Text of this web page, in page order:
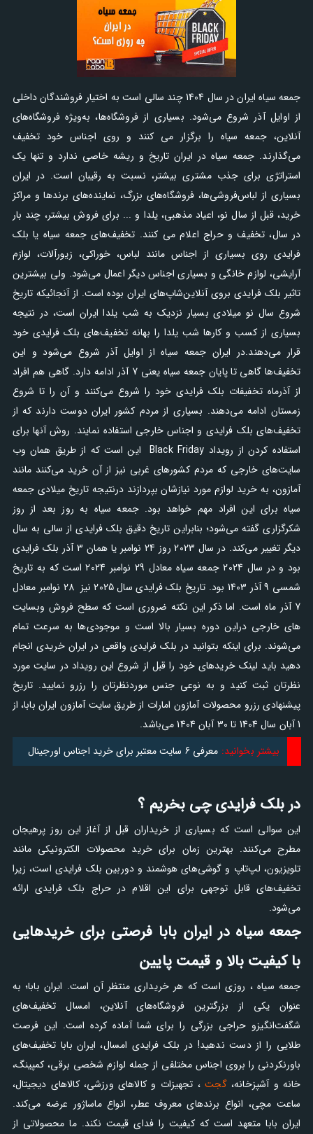
جمعه سیاه ایران در سال 1404 چند سالی است به اختیار فروشندگان داخلی
از اوایل آذر شروع می‌شود. بسیاری از فروشگاه‌ها، به‌ویژه فروشگاه‌های
آنلاین، جمعه سیاه را برگزار می کنند و روی اجناس خود تخفیف
می‌گذارند. جمعه سیاه در ایران تاریخ و ریشه خاصی ندارد و تنها یک
استراتژی برای جذب مشتری بیشتر، نسبت به رقیبان است. در ایران
بسیاری از لباس‌فروشی‌ها، فروشگاه‌های بزرگ، نماینده‌های برندها و مراکز
خرید، قبل از سال نو، اعیاد مذهبی، یلدا و ... برای فروش بیشتر، چند بار
در سال، تخفیف و حراج اعلام می کنند. تخفیف‌های جمعه سیاه یا بلک
فرایدی روی بسیاری از اجناس مانند لباس، خوراکی، زیورآلات، لوازم
آرایشی، لوازم خانگی و بسیاری اجناس دیگر اعمال می‌شود. ولی بیشترین
تاثیر بلک فرایدی بروی آنلاین‌شاپ‌های ایران بوده است. از آنجائیکه تاریخ
شروع سال نو میلادی بسیار نزدیک به شب یلدا ایران است، در نتیجه
بسیاری از کسب و کارها شب یلدا را بهانه تخفیف‌های بلک فرایدی خود
قرار می‌دهند.در ایران جمعه سیاه از اوایل آذر شروع می‌شود و این
تخفیف‌ها گاهی تا پایان جمعه سیاه یعنی 7 آذر ادامه دارد. گاهی هم افراد
از آذرماه تخفیفات بلک فرایدی خود را شروع می‌کنند و آن را تا شروع
زمستان ادامه می‌دهند. بسیاری از مردم کشور ایران دوست دارند که از
تخفیف‌های بلک فرایدی و اجناس خارجی استفاده نمایند. روش آنها برای
استفاده کردن از رویداد Black Friday این است که از طریق همان وب
سایت‌های خارجی که مردم کشورهای غربی نیز از آن خرید می‌کنند مانند
آمازون، به خرید لوازم مورد نیازشان بپردازند درنتیجه تاریخ میلادی جمعه
سیاه برای این افراد مهم خواهد بود. جمعه سیاه به روز بعد از روز
شکرگزاری گفته می‌شود؛ بنابراین تاریخ دقیق بلک فرایدی از سالی به سال
دیگر تغییر می‌کند. در سال 2023 روز 24 نوامبر یا همان 3 آذر بلک فرایدی
بود و در سال 2024 جمعه سیاه معادل 29 نوامبر 2024 است که به تاریخ
شمسی 9 آذر 1403 بود. تاریخ بلک فرایدی سال 2025 نیز 28 نوامبر معادل
7 آذر ماه است. اما ذکر این نکته ضروری است که سطح فروش وبسایت
های خارجی دراین دوره بسیار بالا است و موجودی‌ها به سرعت تمام
می‌شوند. برای اینکه بتوانید در بلک فرایدی واقعی در ایران خریدی انجام
دهید باید لینک خریدهای خود را قبل از شروع این رویداد در سایت مورد
نظرتان ثبت کنید و به نوعی جنس موردنظرتان را رزرو نمایید. تاریخ
پیشنهادی رزرو محصولات آمازون امارات از طریق سایت آمازون ایران بابا، از
1 آبان سال 1404 تا 30 آبان 1404 می‌باشد.
بیشتر بخوانید: معرفی 6 سایت معتبر برای خرید اجناس اورجینال
در بلک فرایدی چی بخریم ؟
این سوالی است که بسیاری از خریداران قبل از آغاز این روز پرهیجان
مطرح می‌کنند. بهترین زمان برای خرید محصولات الکترونیکی مانند
تلویزیون، لپ‌تاپ و گوشی‌های هوشمند و دوربین بلک فرایدی است، زیرا
تخفیف‌های قابل توجهی برای این اقلام در حراج بلک فرایدی ارائه
می‌شود.
جمعه سیاه در ایران بابا فرصتی برای خریدهایی
با کیفیت بالا و قیمت پایین
جمعه سیاه ، روزی است که هر خریداری منتظر آن است. ایران بابا؛ به
عنوان یکی از بزرگترین فروشگاه‌های آنلاین، امسال تخفیف‌های
شگفت‌انگیزو حراجی بزرگی را برای شما آماده کرده است. این فرصت
طلایی را از دست ندهید! در بلک فرایدی امسال، ایران بابا تخفیف‌های
باورنکردنی را بروی اجناس مختلفی از جمله لوازم شخصی برقی، کمپینگ،
خانه و آشپزخانه،گجت، تجهیزات و کالاهای ورزشی، کالاهای دیجیتال،
ساعت مچی، انواع برندهای معروف عطر، انواع ماساژور عرضه می‌کند.
ایران بابا متعهد است که کیفیت را فدای قیمت نکند. ما محصولاتی از